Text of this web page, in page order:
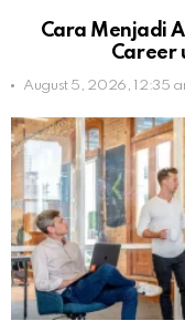
Cara Menjadi
Career
August 5, 2026, 12:35